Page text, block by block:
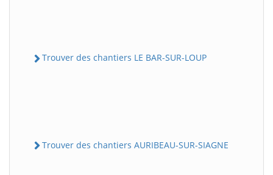
Trouver des chantiers LE BAR-SUR-LOUP
Trouver des chantiers AURIBEAU-SUR-SIAGNE